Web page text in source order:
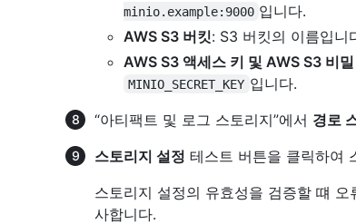
minio.example:9000 입니다.
AWS S3 버킷: S3 버킷의 이름입니
AWS S3 액세스 키 및 AWS S3 비
MINIO_SECRET_KEY 입니다.
“아티팩트 및 로그 스토리지”에서 경로
스토리지 설정 테스트 버튼을 클릭하여
스토리지 설정의 유효성을 검증할 떄
사합니다.